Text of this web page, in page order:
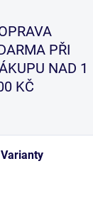
PŘI
NAD 1
KČ
Varianty